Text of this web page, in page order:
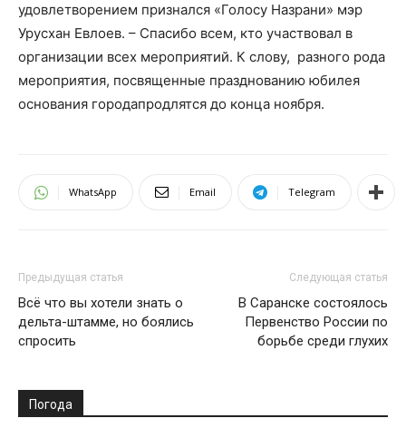
удовлетворением признался «Голосу Назрани» мэр
Урусхан Евлоев. – Спасибо всем, кто участвовал в
организации всех мероприятий. К слову, разного рода
мероприятия, посвященные празднованию юбилея
основания городапродлятся до конца ноября.
WhatsApp Email Telegram
Предыдущая статья
Всё что вы хотели знать о
дельта-штамме, но боялись
спросить
Следующая статья
В Саранске состоялось
Первенство России по
борьбе среди глухих
Погода